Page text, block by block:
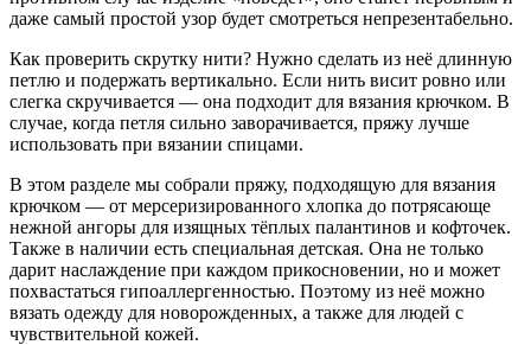
даже самый простой узор будет смотреться непрезентабельно.
Как проверить скрутку нити? Нужно сделать из неё длинную
петлю и подержать вертикально. Если нить висит ровно или
слегка скручивается — она подходит для вязания крючком. В
случае, когда петля сильно заворачивается, пряжу лучше
использовать при вязании спицами.
В этом разделе мы собрали пряжу, подходящую для вязания
крючком — от мерсеризированного хлопка до потрясающе
нежной ангоры для изящных тёплых палантинов и кофточек.
Также в наличии есть специальная детская. Она не только
дарит наслаждение при каждом прикосновении, но и может
похвастаться гипоаллергенностью. Поэтому из неё можно
вязать одежду для новорожденных, а также для людей с
чувствительной кожей.